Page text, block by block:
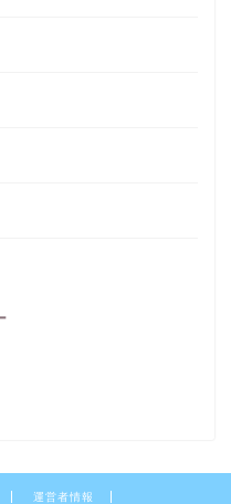
運営者情報